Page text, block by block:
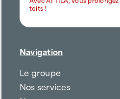
toits !
Navigation
Le groupe
Nos services